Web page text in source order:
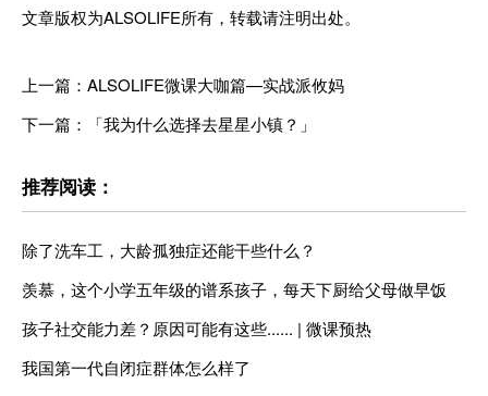
文章版权为ALSOLIFE所有，转载请注明出处。​
上一篇：ALSOLIFE微课大咖篇—实战派攸妈
下一篇：「我为什么选择去星星小镇？」
推荐阅读：
除了洗车工，大龄孤独症还能干些什么？
羡慕，这个小学五年级的谱系孩子，每天下厨给父母做早饭
孩子社交能力差？原因可能有这些...... | 微课预热
我国第一代自闭症群体怎么样了